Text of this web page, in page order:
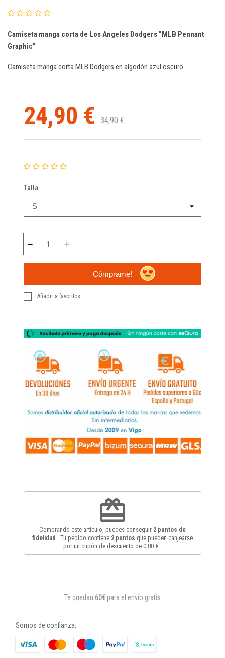
Camiseta manga corta de Los Angeles Dodgers "MLB Pennant
Graphic"
Camiseta manga corta MLB Dodgers en algodón azul oscuro
24,90 € 34,90 €
Talla
Cómprame!
Añadir a favoritos
redeem
Comprando este artículo, puedes conseguir 2 puntos de
fidelidad
. Tu pedido contiene 2 puntos que pueden canjearse
por un cupón de descuento de 0,80 €
Te quedan 60€ para el envío gratis
Somos de confianza: